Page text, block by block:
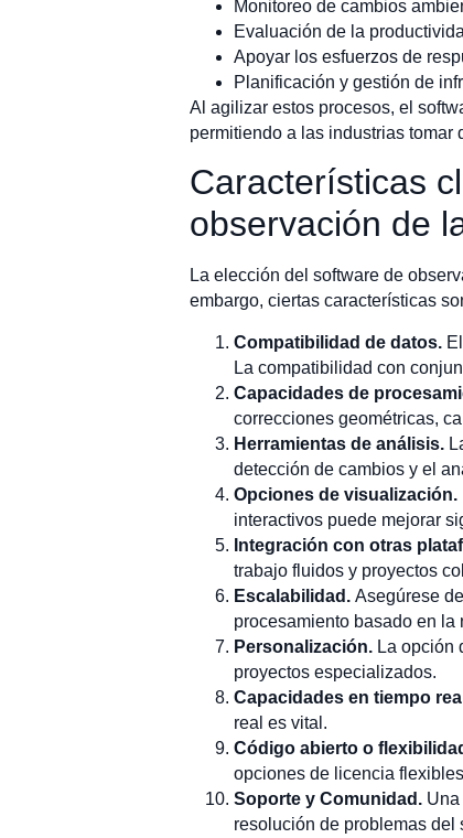
Monitoreo de cambios
Evaluación de la
Apoyar los esfuerzos de
Planificación y gestión de
Al agilizar estos procesos, el
permitiendo a las industrias
Características
observación de
La elección del software de
embargo, ciertas características
Compatibilidad de datos.
La compatibilidad con
Capacidades de
correcciones geométricas,
Herramientas de análisis.
detección de cambios y el
Opciones de visualización.
interactivos puede mejorar
Integración con otras
trabajo fluidos y proyectos
Escalabilidad. Asegúrese
procesamiento basado en
Personalización. La opción
proyectos especializados.
Capacidades en tiempo
real es vital.
Código abierto o
opciones de licencia
Soporte y Comunidad.
resolución de problemas del